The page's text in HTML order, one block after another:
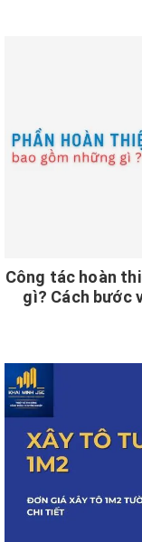
Công tác hoàn
gì? Cách bước